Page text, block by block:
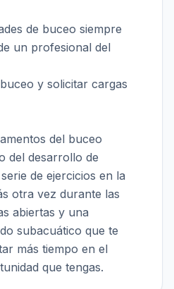
de buceo siempre
un profesional del
y solicitar cargas
del buceo
del desarrollo de
de ejercicios en la
otra vez durante las
abiertas y una
subacuático que te
más tiempo en el
que tengas.